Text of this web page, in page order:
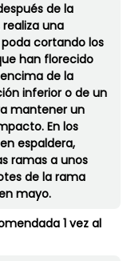
de la
una
cortando los
han florecido
de la
inferior o de un
mantener un
En los
espaldera,
ramas a unos
de la rama
mayo.
1 vez al